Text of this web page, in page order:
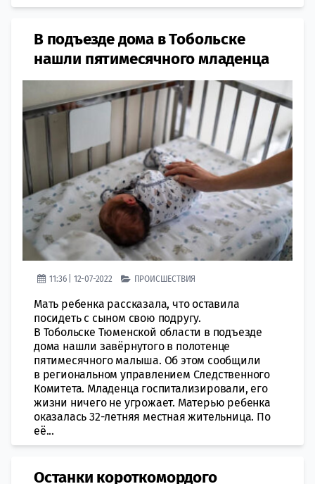
В подъезде дома в Тобольске
нашли пятимесячного младенца
11:36 | 12-07-2022 ПРОИСШЕСТВИЯ
Мать ребенка рассказала, что оставила
посидеть с сыном свою подругу.
В Тобольске Тюменской области в подъезде
дома нашли завёрнутого в полотенце
пятимесячного малыша. Об этом сообщили
в региональном управлением Следственного
Комитета. Младенца госпитализировали, его
жизни ничего не угрожает. Матерью ребенка
оказалась 32-летняя местная жительница. По
её...
Останки короткомордого